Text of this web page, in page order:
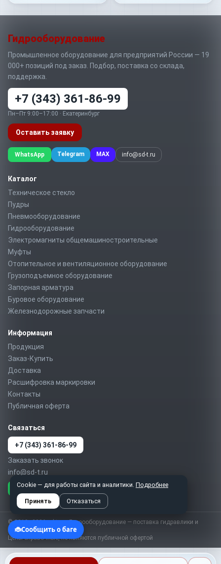
Гидрооборудование
Промышленное оборудование для предприятий России — 19
000+ позиций под заказ. Подбор, поставка со склада,
поддержка.
+7 (343) 361-86-99
Пн–Пт 9:00–17:00 · Екатеринбург
Оставить заявку
WhatsApp Telegram MAX info@sd-t.ru
Каталог
Техническое стекло
Пудры
Пневмооборудование
Гидрооборудование
Электромагниты общемашиностроительные
Муфты
Отопительное и вентиляционное оборудование
Грузоподъемное оборудование
Запорная арматура
Буровое оборудование
Железнодорожные запчасти
Информация
Продукция
Заказ-Купить
Доставка
Расшифровка маркировки
Контакты
Публичная оферта
Связаться
+7 (343) 361-86-99
Заказать звонок
info@sd-t.ru
WhatsApp Telegram MAX
© 2010–2026 sd-t.ru · Гидрооборудование — поставка гидравлики и
пневматики по России
Цены справочные, не являются публичной офертой
Cookie — для работы сайта и аналитики. Подробнее
Принять Отказаться